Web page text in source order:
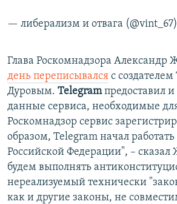
— либерализм и отвага (@vint_67)
Глава Роскомнадзора Александр
день переписывался с
Дуровым. Telegramпредоставил
данные сервиса, необходимые
Роскомнадзор сервис
образом, Telegram начал
Российской Федерации", –
будем выполнять
нереализуемый технически
как и другие законы, не